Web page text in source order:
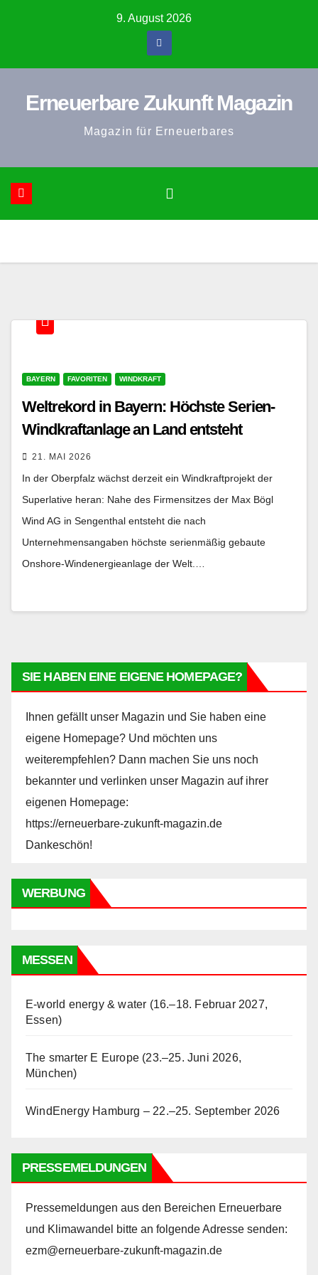
9. August 2026
Erneuerbare Zukunft Magazin
Magazin für Erneuerbares
BAYERN FAVORITEN WINDKRAFT
Weltrekord in Bayern: Höchste Serien-
Windkraftanlage an Land entsteht
21. MAI 2026
In der Oberpfalz wächst derzeit ein Windkraftprojekt der
Superlative heran: Nahe des Firmensitzes der Max Bögl
Wind AG in Sengenthal entsteht die nach
Unternehmensangaben höchste serienmäßig gebaute
Onshore-Windenergieanlage der Welt.…
SIE HABEN EINE EIGENE HOMEPAGE?
Ihnen gefällt unser Magazin und Sie haben eine
eigene Homepage? Und möchten uns
weiterempfehlen? Dann machen Sie uns noch
bekannter und verlinken unser Magazin auf ihrer
eigenen Homepage:
https://erneuerbare-zukunft-magazin.de
Dankeschön!
WERBUNG
MESSEN
E-world energy & water (16.–18. Februar 2027,
Essen)
The smarter E Europe (23.–25. Juni 2026,
München)
WindEnergy Hamburg – 22.–25. September 2026
PRESSEMELDUNGEN
Pressemeldungen aus den Bereichen Erneuerbare
und Klimawandel bitte an folgende Adresse senden:
ezm@erneuerbare-zukunft-magazin.de